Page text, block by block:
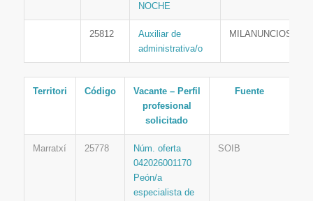
NOCHE
25812
Auxiliar de
administrativa/o
MILANUNCIOS
Territori Código
Vacante – Perfil
profesional
solicitado
Fuente
Marratxí 25778
Núm. oferta
042026001170
Peón/a
especialista de
SOIB